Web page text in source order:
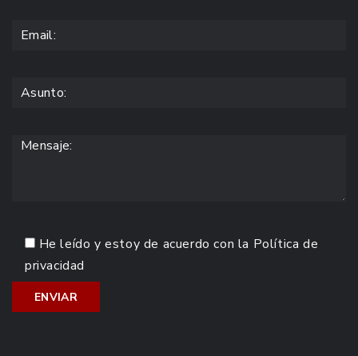
He leído y estoy de acuerdo con la Política de
privacidad